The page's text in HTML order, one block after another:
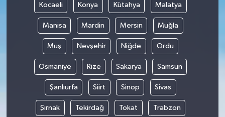
Kocaeli Konya Kütahya Malatya
Manisa Mardin Mersin Muğla
Muş Nevşehir Niğde Ordu
Osmaniye Rize Sakarya Samsun
Şanlıurfa Siirt Sinop Sivas
Şırnak Tekirdağ Tokat Trabzon